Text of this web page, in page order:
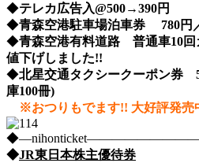
◆テレカ広告入@500→390円
◆青森空港駐車場泊車券 780円
◆青森空港有料道路 普通車10回
値下げしました!!
◆北星交通タクシークーポン券
庫100冊)
※おつりもでます!! 大好評発売
◆JR東日本株主優待券